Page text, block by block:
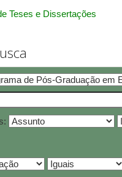
Teses e Dissertações